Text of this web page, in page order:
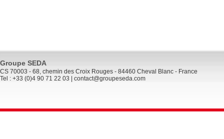
Groupe SEDA
CS 70003 - 68, chemin des Croix Rouges - 84460 Cheval Blanc - France
Tel : +33 (0)4 90 71 22 03 | contact@groupeseda.com